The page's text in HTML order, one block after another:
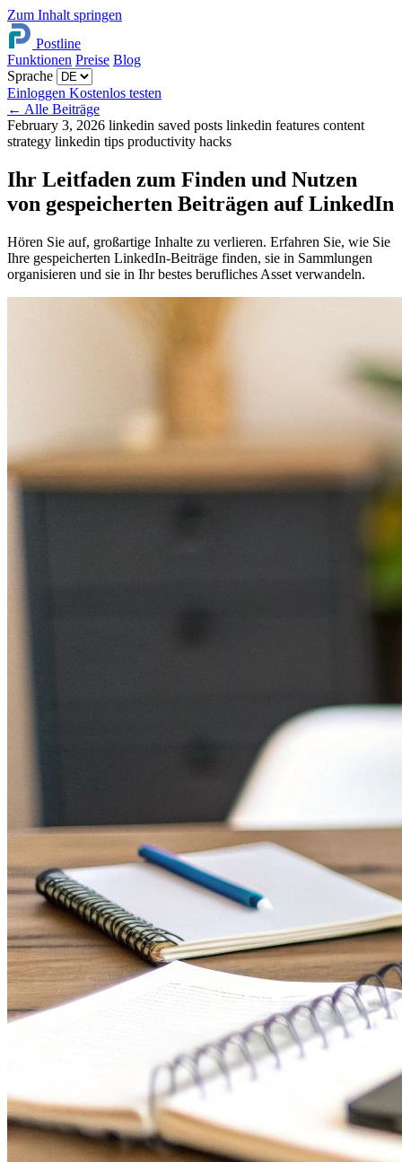
Zum Inhalt springen
Postline
Funktionen Preise Blog
Sprache
Einloggen Kostenlos testen
← Alle Beiträge
February 3, 2026 linkedin saved posts linkedin features content
strategy linkedin tips productivity hacks
Ihr Leitfaden zum Finden und Nutzen
von gespeicherten Beiträgen auf LinkedIn
Hören Sie auf, großartige Inhalte zu verlieren. Erfahren Sie, wie Sie
Ihre gespeicherten LinkedIn-Beiträge finden, sie in Sammlungen
organisieren und sie in Ihr bestes berufliches Asset verwandeln.